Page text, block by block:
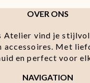
OVER ONS
Atelier vind je
accessoires. Met
en perfect voor
NAVIGATION